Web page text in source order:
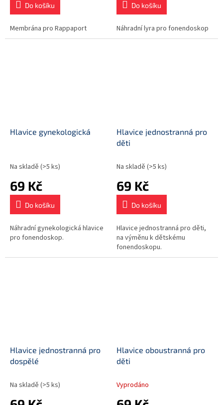
Do košíku
Membrána pro Rappaport
Do košíku
Náhradní lyra pro fonendoskop
Hlavice gynekologická
Na skladě (>5 ks)
69 Kč
Do košíku
Náhradní gynekologická hlavice
pro fonendoskop.
Hlavice jednostranná pro
děti
Na skladě (>5 ks)
69 Kč
Do košíku
Hlavice jednostranná pro děti,
na výměnu k dětskému
fonendoskopu.
Hlavice jednostranná pro
dospělé
Na skladě (>5 ks)
Hlavice oboustranná pro
děti
Vyprodáno